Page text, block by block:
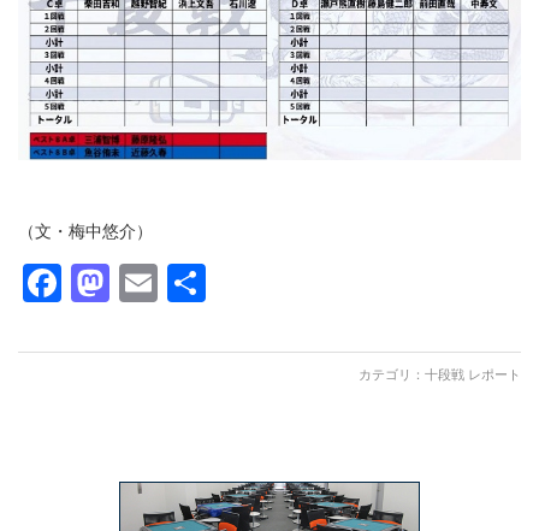
（文・梅中悠介）
Facebook
Mastodon
Email
カテゴリ： 十段戦 レポート